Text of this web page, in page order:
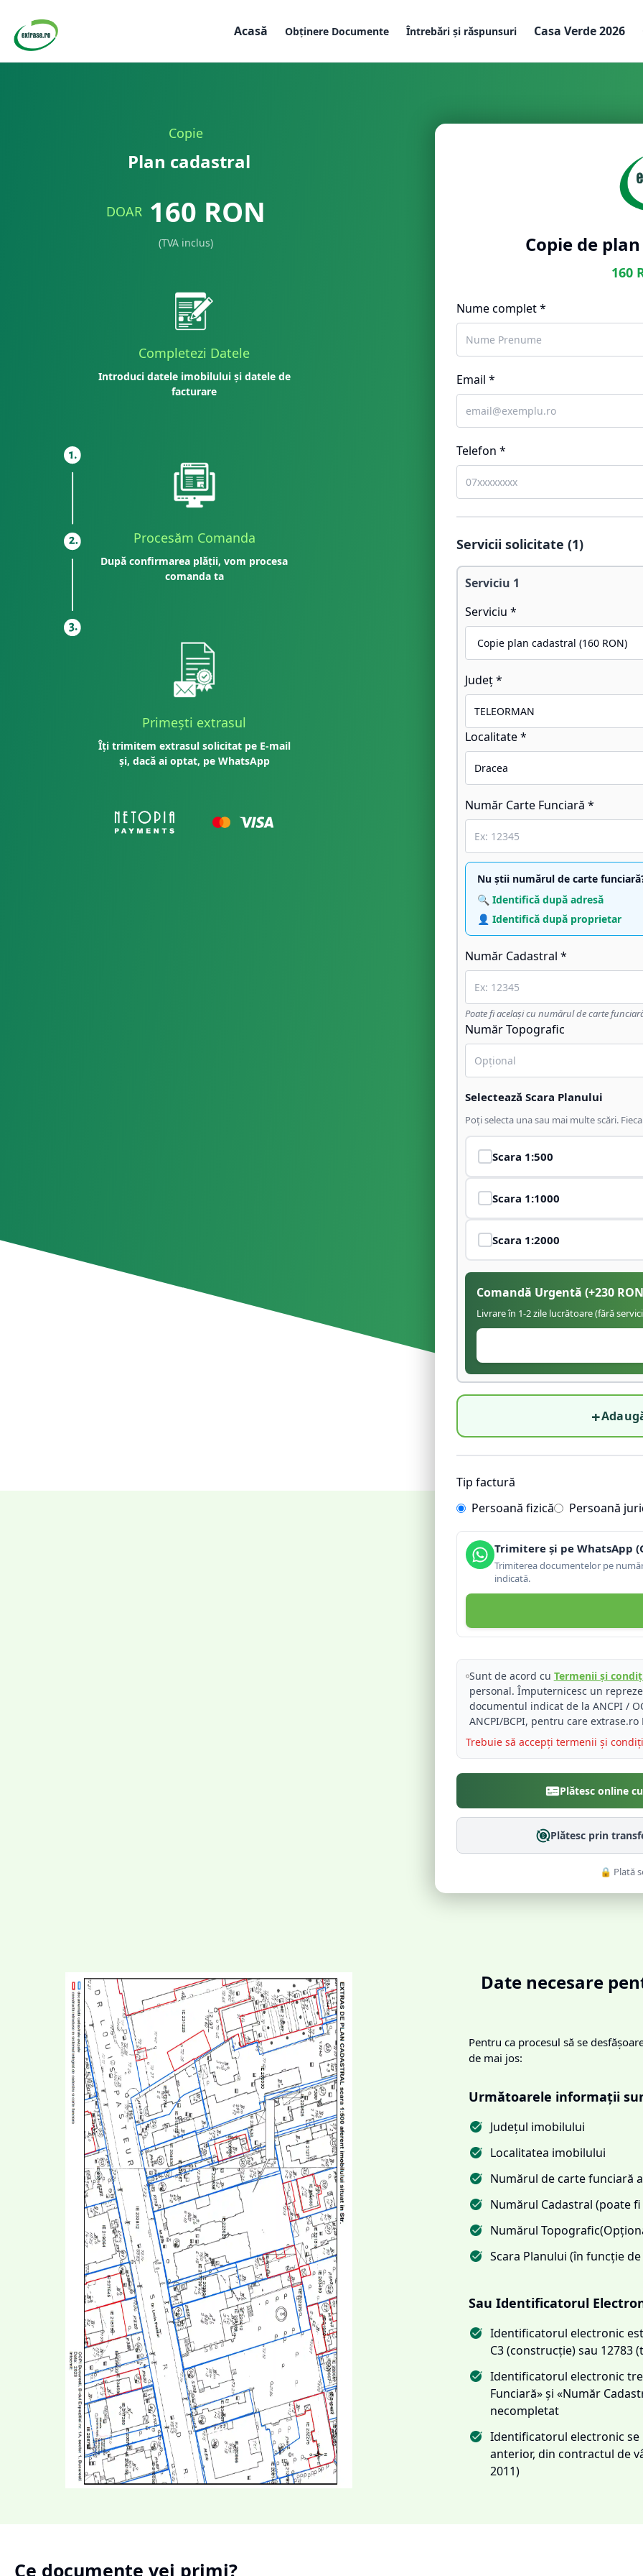
Acasă Obținere Documente Întrebări și răspunsuri Casa Verde 2026
Copie
Plan cadastral
DOAR 160 RON
(TVA inclus)
Completezi Datele
Introduci datele imobilului și datele de
facturare
Procesăm Comanda
După confirmarea plății, vom procesa
comanda ta
Primești extrasul
Îți trimitem extrasul solicitat pe E-mail
și, dacă ai optat, pe WhatsApp
Copie de
160
Nume complet *
Email *
Telefon *
Servicii solicitate (1)
Serviciu 1
Serviciu *
Județ *
Localitate *
Număr Carte Funciară *
Nu știi numărul de carte
🔍 Identifică după adresă
👤 Identifică după proprietar
Număr Cadastral *
Poate fi același cu numărul de carte
Număr Topografic
Selectează Scara Planului
Poți selecta una sau mai multe scări.
Scara 1:500
Scara 1:1000
Scara 1:2000
Comandă Urgentă (+230
Livrare în 1-2 zile lucrătoare (fără
+
Tip factură
Persoană fizică
Persoană
Trimitere și pe WhatsApp
Trimiterea documentelor pe
indicată.
Sunt de acord cu Termenii și
personal. Împuternicesc un
documentul indicat de la ANCPI /
ANCPI/BCPI, pentru care
Trebuie să accepți termenii și
Plătesc online
Plătesc prin
🔒 Plată
Date necesare
Pentru ca procesul să se
de mai jos:
Următoarele informații
Județul imobilului
Localitatea imobilului
Numărul de carte funciară
Numărul Cadastral (poate
Numărul
Scara Planului (în funcție
Sau Identificatorul
Identificatorul electronic
C3 (construcție) sau 12783
Identificatorul electronic
Funciară» și «Număr
necompletat
Identificatorul electronic
anterior, din contractul de
2011)
Ce documente vei primi?